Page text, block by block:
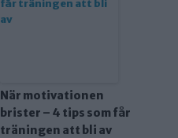
När motivationen
brister – 4 tips som får
träningen att bli av